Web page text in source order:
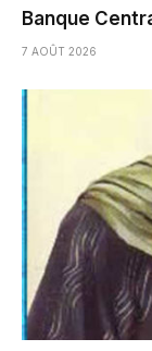
Banque
7 AOÛT 2026